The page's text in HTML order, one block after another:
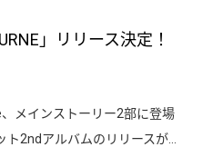
」リリース決定！
メインストーリー2部に登場
2ndアルバムのリリースが...